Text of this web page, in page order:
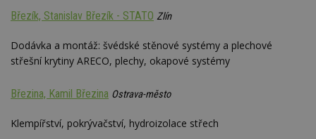
Březík, Stanislav Březík - STATO Zlín
Dodávka a montáž: švédské stěnové systémy a plechové
střešní krytiny ARECO, plechy, okapové systémy
Březina, Kamil Březina Ostrava-město
Klempířství, pokrývačství, hydroizolace střech